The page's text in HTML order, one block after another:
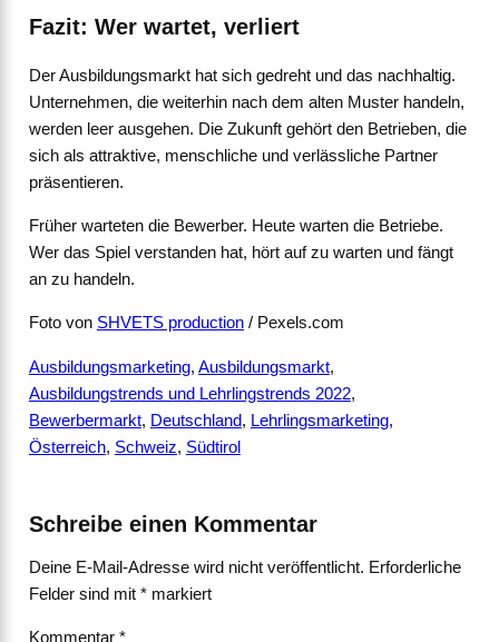
Fazit: Wer wartet, verliert
Der Ausbildungsmarkt hat sich gedreht und das nachhaltig.
Unternehmen, die weiterhin nach dem alten Muster handeln,
werden leer ausgehen. Die Zukunft gehört den Betrieben, die
sich als attraktive, menschliche und verlässliche Partner
präsentieren.
Früher warteten die Bewerber. Heute warten die Betriebe.
Wer das Spiel verstanden hat, hört auf zu warten und fängt
an zu handeln.
Foto von SHVETS production/ Pexels.com
Ausbildungsmarketing, Ausbildungsmarkt
Ausbildungstrends und Lehrlingstrends 2022
Bewerbermarkt, Deutschland, Lehrlingsmarketing
Österreich, Schweiz, Südtirol
Schreibe einen Kommentar
Deine E-Mail-Adresse wird nicht veröffentlicht. Erforderliche
Felder sind mit *markiert
Kommentar *